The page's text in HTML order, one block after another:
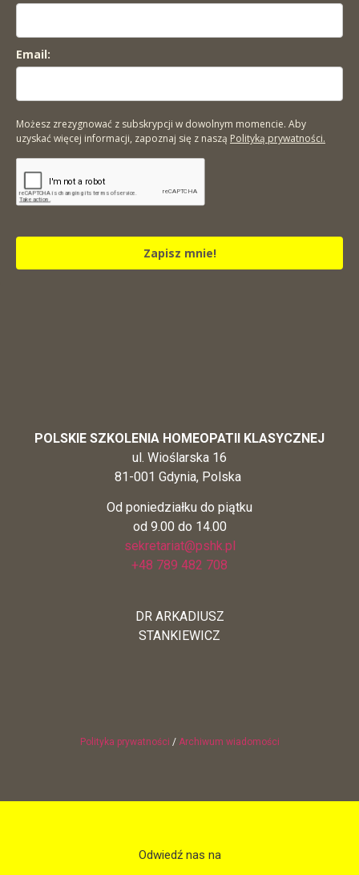
Email:
Możesz zrezygnować z subskrypcji w dowolnym momencie. Aby
uzyskać więcej informacji, zapoznaj się z naszą Polityką prywatności.
Zapisz mnie!
POLSKIE SZKOLENIA HOMEOPATII KLASYCZNEJ
ul. Wioślarska 16
81-001 Gdynia, Polska
Od poniedziałku do piątku
od 9.00 do 14.00
sekretariat@pshk.pl
+48 789 482 708
DR ARKADIUSZ
STANKIEWICZ
Polityka prywatności / Archiwum wiadomości
Odwiedź nas na